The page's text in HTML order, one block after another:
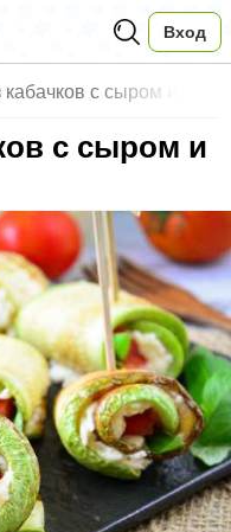
Вход
кабачков с сыром и
с сыром и